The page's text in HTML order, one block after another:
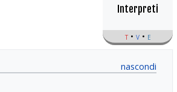
Interpreti
t v e